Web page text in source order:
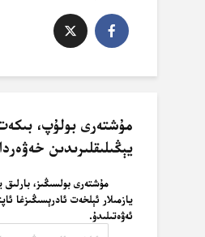
مۇشتەرى بولۇپ،
يېڭىلىقلىرىدىن
مۇشتەرى بولسىڭىز، بارلىق
يازمىلار ئېلخەت ئادرېسىڭىزغا
ئەۋەتىلىدۇ.